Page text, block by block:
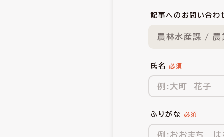
記事へのお問い合わ
農林水産課 / 農
氏名
ふりがな